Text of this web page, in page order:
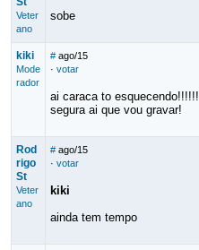
Veter
ano
sobe
kiki
Mode
rador
# ago/15
· votar
ai caraca to esquecendo!!!!!!
segura ai que vou gravar!
Rod
rigo
St
Veter
ano
# ago/15
· votar
kiki
ainda tem tempo